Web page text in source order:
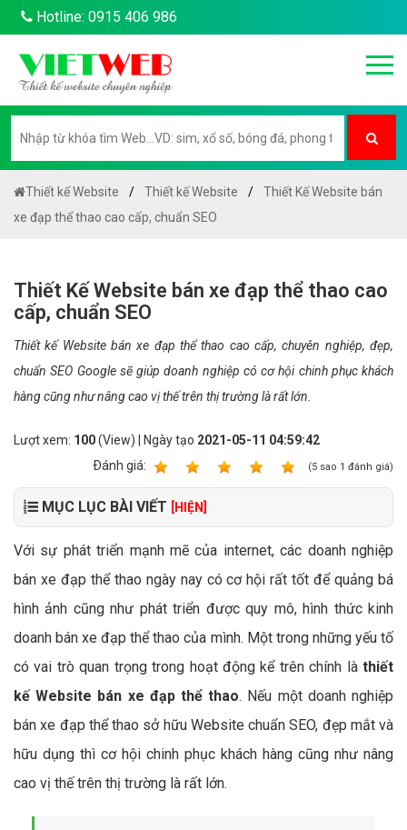
Hotline: 0915 406 986
Thiết kế Website Thiết kế Website
Thiết Kế Website bán
xe đạp thể thao cao cấp, chuẩn SEO
Thiết Kế Website bán xe đạp thể thao cao
cấp, chuẩn SEO
Thiết kế Website bán xe đạp thể thao cao cấp, chuyên nghiệp, đẹp,
chuẩn SEO Google sẽ giúp doanh nghiệp có cơ hội chinh phục khách
hàng cũng như nâng cao vị thế trên thị trường là rất lớn.
Lượt xem: 100(View) | Ngày tạo 2021-05-11 04:59:42
Ðánh giá:
(5 sao 1 đánh giá)
MỤC LỤC BÀI VIẾT [HIỆN]
Với sự phát triển mạnh mẽ của internet, các doanh nghiệp
bán xe đạp thể thao ngày nay có cơ hội rất tốt để quảng bá
hình ảnh cũng như phát triển được quy mô, hình thức kinh
doanh bán xe đạp thể thao của mình. Một trong những yếu tố
có vai trò quan trọng trong hoạt động kể trên chính là thiết
kế Website bán xe đạp thể thao. Nếu một doanh nghiệp
bán xe đạp thể thao sở hữu Website chuẩn SEO, đẹp mắt và
hữu dụng thì cơ hội chinh phục khách hàng cũng như nâng
cao vị thế trên thị trường là rất lớn.